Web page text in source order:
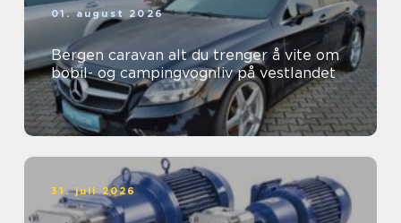
01. august 2026
Bergen caravan alt du trenger å vite om
bobil- og campingvognliv på vestlandet
31. juli 2026